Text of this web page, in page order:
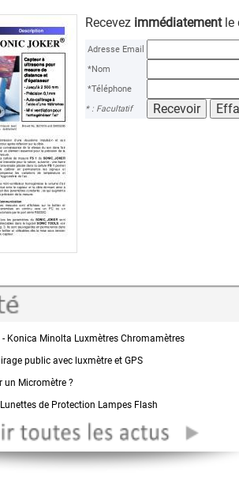
Recevez immédiatementle
Adresse Email
*Nom
*Téléphone
* : Facultatif
- Konica Minolta Luxmètres Chromamètres
public avec luxmètre et GPS
un Micromètre ?
de Protection Lampes Flash